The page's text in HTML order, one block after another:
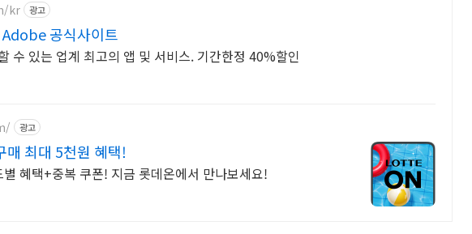
kr 광고
공식사이트
수 있는 업계 최고의 앱 및 서비스. 기간한정 40%할인
광고
최대 5천원 혜택!
혜택+중복 쿠폰! 지금 롯데온에서 만나보세요!